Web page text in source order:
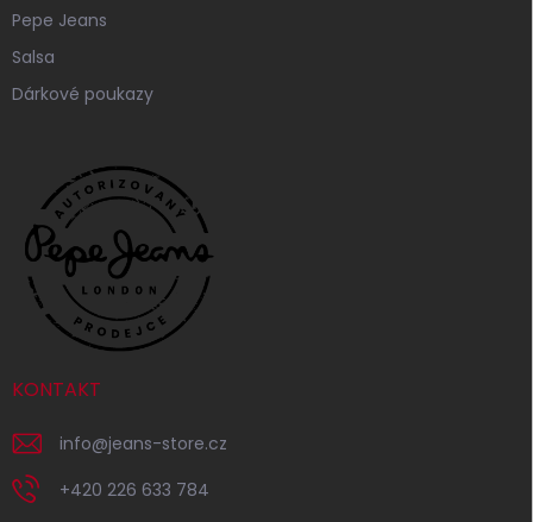
Pepe Jeans
Salsa
Dárkové poukazy
KONTAKT
info@jeans-store.cz
+420 226 633 784